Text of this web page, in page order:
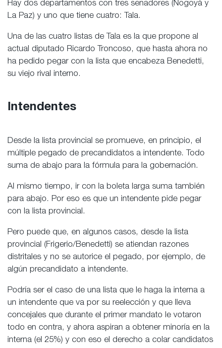
Hay dos departamentos con tres senadores (Nogoyá y
La Paz) y uno que tiene cuatro: Tala.
Una de las cuatro listas de Tala es la que propone al
actual diputado Ricardo Troncoso, que hasta ahora no
ha pedido pegar con la lista que encabeza Benedetti,
su viejo rival interno.
Intendentes
Desde la lista provincial se promueve, en principio, el
múltiple pegado de precandidatos a intendente. Todo
suma de abajo para la fórmula para la gobernación.
Al mismo tiempo, ir con la boleta larga suma también
para abajo. Por eso es que un intendente pide pegar
con la lista provincial.
Pero puede que, en algunos casos, desde la lista
provincial (Frigerio/Benedetti) se atiendan razones
distritales y no se autorice el pegado, por ejemplo, de
algún precandidato a intendente.
Podría ser el caso de una lista que le haga la interna a
un intendente que va por su reelección y que lleva
concejales que durante el primer mandato le votaron
todo en contra, y ahora aspiran a obtener minoría en la
interna (el 25%) y con eso el derecho a colar candidatos